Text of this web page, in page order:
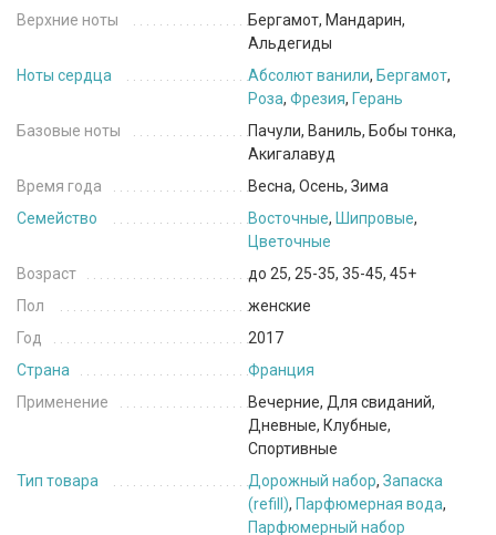
Верхние ноты
Бергамот, Мандарин,
Альдегиды
Ноты сердца
Абсолют ванили, Бергамот,
Роза, Фрезия, Герань
Базовые ноты
Пачули, Ваниль, Бобы тонка,
Акигалавуд
Время года
Весна, Осень, Зима
Семейство
Восточные, Шипровые,
Цветочные
Возраст
до 25, 25-35, 35-45, 45+
Пол
женские
Год
2017
Страна
Франция
Применение
Вечерние, Для свиданий,
Дневные, Клубные,
Спортивные
Тип товара
Дорожный набор, Запаска
(refill), Парфюмерная вода,
Парфюмерный набор